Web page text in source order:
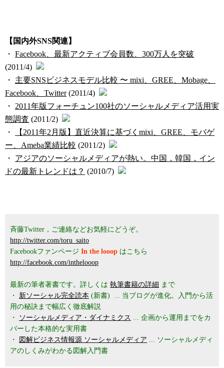
【国内外SNS関連】
・ Facebook、最新アクティブ会員数、300万人を突破
(2011/4)
・ 主要SNSビジネスモデル比較 〜 mixi、GREE、Mobage、
Facebook、Twitter(2011/4)
・ 2011年版フォーチュン100社のソーシャルメディア活用実
態調査 (2011/2)
・
【2011年2月版】直近決算に基づくmixi、GREE、モバゲ
ー、Ameba業績比較 (2011/2)
・ アジアのソーシャルメディアが熱い。中国，韓国，イン
ドの最新トレンドは？ (2010/7)
斉藤Twitter，ご連絡などお気軽にどうぞ。
http://twitter.com/toru_saito
Facebookファンページ In the looop はこちら
http://facebook.com/inthelooop
最新の筆者著書です。詳しくは 執筆書籍の詳細 まで
・ 新ソーシャル完全読本 (新書) ... 当ブログが進化。入門から活
用の秘訣まで幅広く徹底解説
・
ソーシャルメディア・ダイナミクス
... 企画から運用までをカ
バーした本格的な実用書
・
図解ビジネス情報源 ソーシャルメディア ... ソーシャルメディ
アのしくみがわかる図解入門書